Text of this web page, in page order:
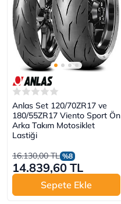
Anlas Set 120/70ZR17 ve
180/55ZR17 Viento Sport Ön
Arka Takım Motosiklet
Lastiği
16.130,00 TL %8
14.839,60 TL
Sepete Ekle